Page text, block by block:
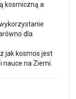
kosmiczną a
dla
jak kosmos jest
na Ziemi.